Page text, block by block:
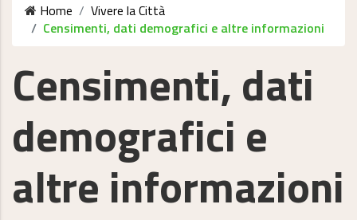
Home
Vivere la Città
Censimenti, dati demografici e altre informazioni
Censimenti, dati
demografici e
altre informazioni